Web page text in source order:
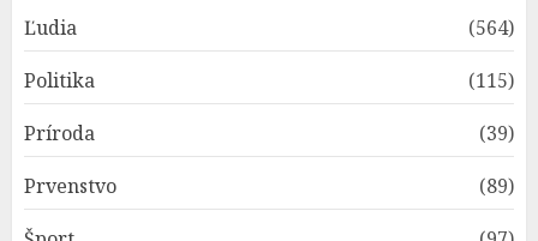
Ľudia
(564)
Politika
(115)
Príroda
(39)
Prvenstvo
(89)